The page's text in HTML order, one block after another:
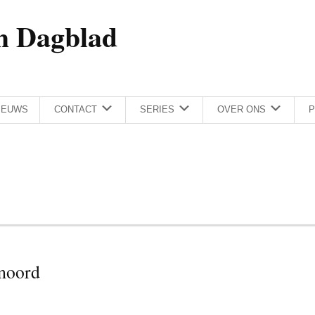
Dagblad
CONTACT SERIES OVER ONS